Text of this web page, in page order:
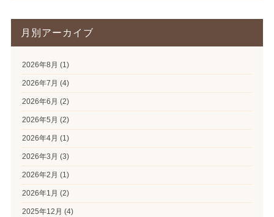
月別アーカイブ
2026年8月 (1)
2026年7月 (4)
2026年6月 (2)
2026年5月 (2)
2026年4月 (1)
2026年3月 (3)
2026年2月 (1)
2026年1月 (2)
2025年12月 (4)